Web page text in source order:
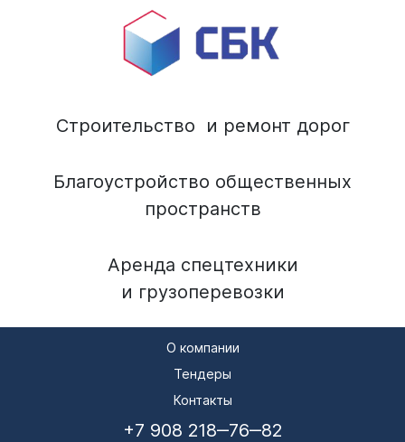
Строительство и ремонт дорог
Благоустройство общественных
пространств
Аренда спецтехники
и грузоперевозки
О компании
Тендеры
Контакты
+7 908 218‒76‒82